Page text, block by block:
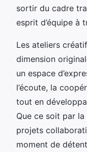
sortir du cadre
esprit d’équipe à
Les ateliers
dimension
un espace
l’écoute, la
tout en
Que ce soit par
projets
moment de